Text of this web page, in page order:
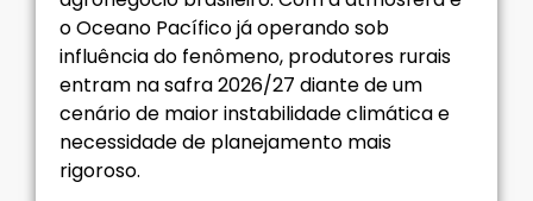
o Oceano Pacífico já operando sob
influência do fenômeno, produtores rurais
entram na safra 2026/27 diante de um
cenário de maior instabilidade climática e
necessidade de planejamento mais
rigoroso.